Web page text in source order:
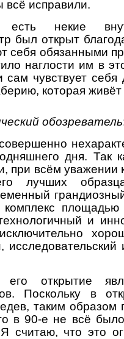
всё исправили.
некие
был открыт
себя обязанными
наглости им в
чувствует
которая живёт
обозреватель
дня. Так
при всём уважении
лучших
и
открытие
Поскольку в
таким образом
в 90-е не всё
считаю, что это